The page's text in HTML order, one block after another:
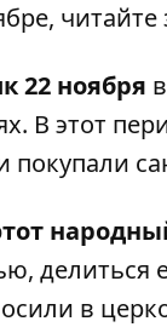
читайте
22 ноября
В этот
покупали
в